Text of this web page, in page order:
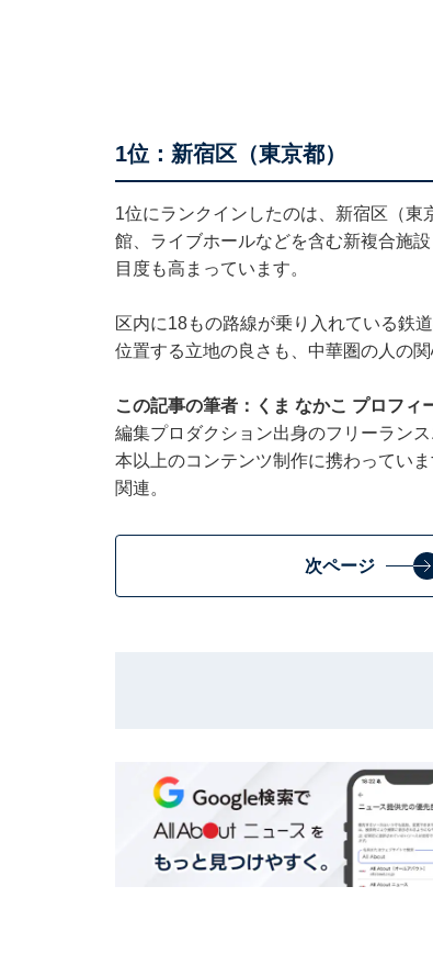
1位：新宿区（東京都）
1位にランクインしたのは、新宿区（
館、ライブホールなどを含む新複合施
目度も高まっています。
区内に18もの路線が乗り入れている鉄
位置する立地の良さも、中華圏の人の
この記事の筆者：くま なかこ プロフィ
編集プロダクション出身のフリーラン
本以上のコンテンツ制作に携わってい
関連。
次ページ